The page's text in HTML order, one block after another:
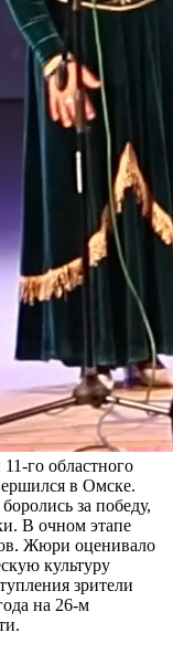
го областного
в Омске.
за победу,
В очном этапе
Жюри оценивало
культуру
зрители
на 26-м